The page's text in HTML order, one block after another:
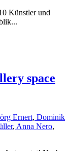
Künstler und
space
Ernert, Dominik
, Anna Nero,